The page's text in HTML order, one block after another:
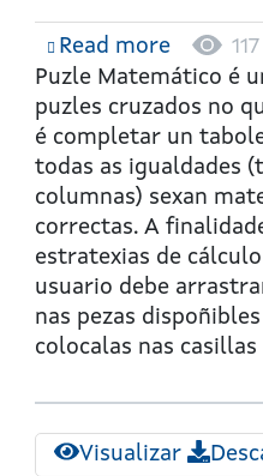
Read moreabout
Puzle
Puzle Matemático é
puzles cruzados no
é completar un
todas as igualdades
columnas) sexan
correctas. A
estratexias de
usuario debe
nas pezas
colocalas nas
Visualizar